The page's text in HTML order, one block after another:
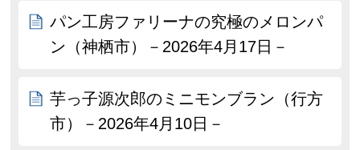
パン工房ファリーナの究極のメロンパ
ン（神栖市）－2026年4月17日－
芋っ子源次郎のミニモンブラン（行方
市）－2026年4月10日－